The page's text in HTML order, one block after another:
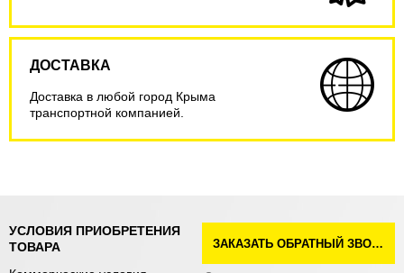
ДОСТАВКА
Доставка в любой город Крыма
транспортной компанией.
УСЛОВИЯ ПРИОБРЕТЕНИЯ
ТОВАРА
ЗАКАЗАТЬ ОБРАТНЫЙ ЗВОНОК